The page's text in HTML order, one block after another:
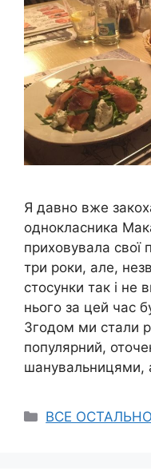
Я давно вже
однокласника
приховувала
три роки, але,
стосунки так і
нього за цей час
Згодом ми стали
популярний,
шанувальницями,
Categories
ВСЕ